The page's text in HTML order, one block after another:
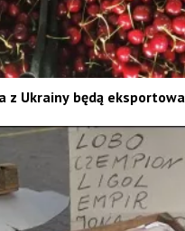
z Ukrainy będą